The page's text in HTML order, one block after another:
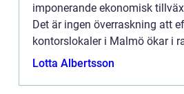
imponerande ekonomisk
Det är ingen överraskning att
kontorslokaler i Malmö ökar i
Lotta Albertsson